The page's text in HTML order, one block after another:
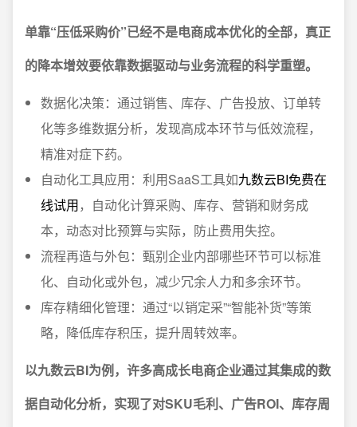
单靠“压低采购价”已经不是电商成本优化的全部，真正
的降本增效要依靠数据驱动与业务流程的科学重塑。
数据化决策：通过销售、库存、广告投放、订单转
化等多维数据分析，发现高成本环节与低效流程，
精准对症下药。
自动化工具应用：利用SaaS工具如九数云BI免费在
线试用，自动化计算采购、库存、营销和财务成
本，动态对比预算与实际，防止费用失控。
流程再造与外包：甄别企业内部哪些环节可以标准
化、自动化或外包，减少冗余人力和多余环节。
库存精细化管理：通过“以销定采”“智能补货”等策
略，降低库存积压，提升周转效率。
以九数云BI为例，许多高成长电商企业通过其集成的数
据自动化分析，实现了对SKU毛利、广告ROI、库存周